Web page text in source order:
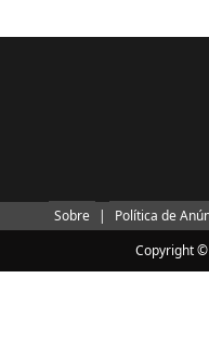
Sobre | Política de
Copyright ©